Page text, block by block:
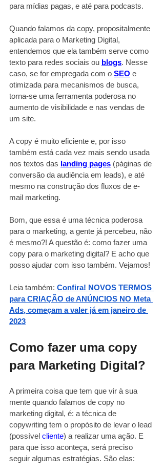
para mídias pagas, e até para podcasts.
Quando falamos da copy, propositalmente
aplicada para o Marketing Digital,
entendemos que ela também serve como
texto para redes sociais ou blogs. Nesse
caso, se for empregada com o SEO e
otimizada para mecanismos de busca,
torna-se uma ferramenta poderosa no
aumento de visibilidade e nas vendas de
um site.
A copy é muito eficiente e, por isso
também está cada vez mais sendo usada
nos textos das landing pages (páginas de
conversão da audiência em leads), e até
mesmo na construção dos fluxos de e-
mail marketing.
Bom, que essa é uma técnica poderosa
para o marketing, a gente já percebeu, não
é mesmo?! A questão é: como fazer uma
copy para o marketing digital? E acho que
posso ajudar com isso também. Vejamos!
Leia também: Confira! NOVOS TERMOS
para CRIAÇÃO de ANÚNCIOS NO Meta
Ads, começam a valer já em janeiro de
2023
Como fazer uma copy
para Marketing Digital?
A primeira coisa que tem que vir à sua
mente quando falamos de copy no
marketing digital, é: a técnica de
copywriting tem o propósito de levar o lead
(possível cliente) a realizar uma ação. E
para que isso aconteça, será preciso
seguir algumas estratégias. São elas: